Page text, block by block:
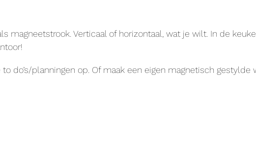
magneetstrook. Verticaal of horizontaal, wat je wilt. In de
do’s/planningen op. Of maak een eigen magnetisch gestylde